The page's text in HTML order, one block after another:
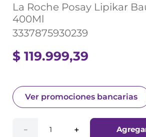
La Roche Posay Lipikar
400Ml
3337875930239
$ 119.999,39
Ver promociones bancarias
＋
－